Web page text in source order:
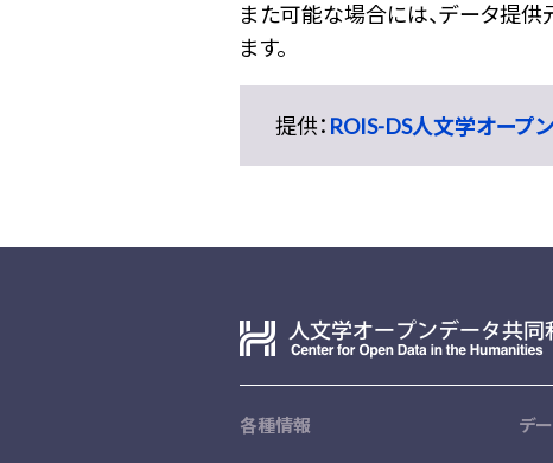
また可能な場合には、データ提
ます。
提供： ROIS-DS人文学オープ
各種情報 デ